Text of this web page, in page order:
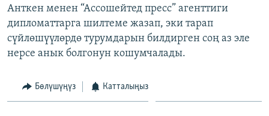
Анткен менен “Ассошейтед пресс” агенттиги
дипломаттарга шилтеме жазап, эки тарап
сүйлөшүүлөрдө турумдарын билдирген соң аз эле
нерсе анык болгонун кошумчалады.
Бөлүшүңүз Катталыңыз